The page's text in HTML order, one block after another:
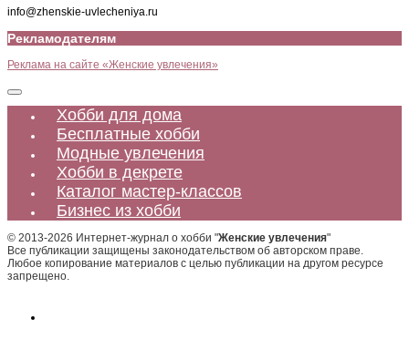
info@zhenskie-uvlecheniya.ru
Рекламодателям
Реклама на сайте «Женские увлечения»
Хобби для дома
Бесплатные хобби
Модные увлечения
Хобби в декрете
Каталог мастер-классов
Бизнес из хобби
© 2013-2026 Интернет-журнал о хобби "Женские увлечения"
Все публикации защищены законодательством об авторском праве.
Любое копирование материалов с целью публикации на другом ресурсе
запрещено.